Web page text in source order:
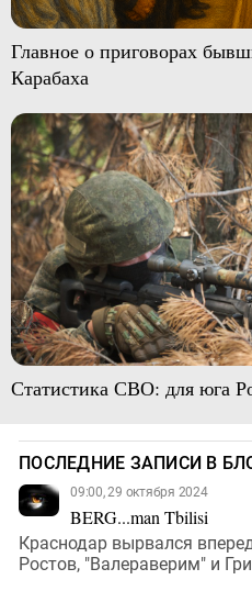
Главное о приговорах
Карабаха
Статистика СВО: для юга
ПОСЛЕДНИЕ ЗАПИСИ В
09:00, 29 октября 2024
BERG...man Tbilisi
Краснодар вырвался
Ростов, "Валераверим" и